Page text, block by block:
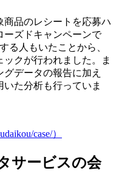
商品のレシートを応募ハ
ーズドキャンペーンで
る人もいたことから、
クが行われました 。ま
データの報告に加え
た分析も行っていま
case/）
サービスの会